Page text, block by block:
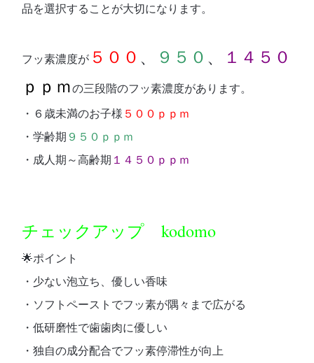
品を選択することが大切になります。
フッ素濃度が ５００ 、 ９５０ 、
１４５０
ｐｐｍの三段階のフッ素濃度があります。
・６歳未満のお子様 ５００ｐｐｍ
・学齢期 ９５０ｐｐｍ
・成人期～高齢期 １４５０ｐｐｍ
チェックアップ kodomo
🌟ポイント
・少ない泡立ち、優しい香味
・ソフトペーストでフッ素が隅々まで広がる
・低研磨性で歯歯肉に優しい
・独自の成分配合でフッ素停滞性が向上